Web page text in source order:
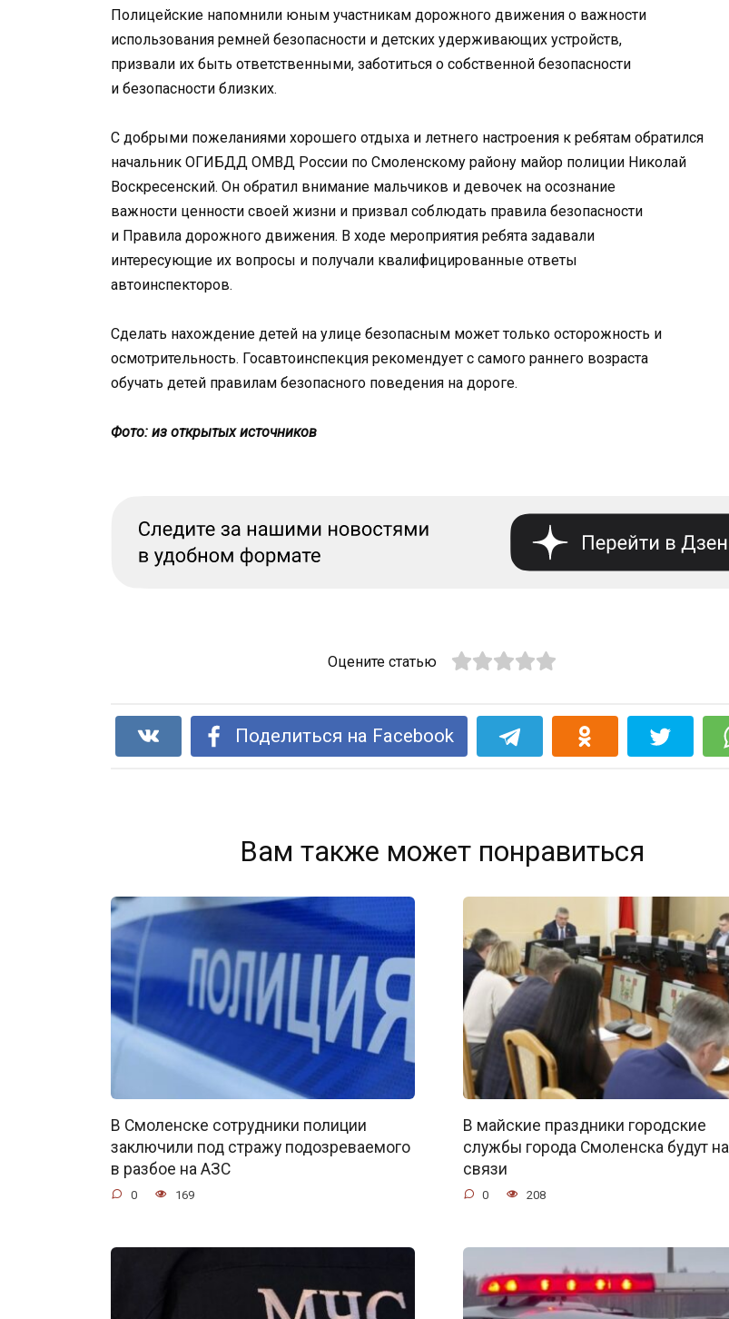
Полицейские напомнили юным участникам дорожного движения о важности
использования ремней безопасности и детских удерживающих устройств,
призвали их быть ответственными, заботиться о собственной безопасности
и безопасности близких.
С добрыми пожеланиями хорошего отдыха и летнего настроения к ребятам обратился
начальник ОГИБДД ОМВД России по Смоленскому району майор полиции Николай
Воскресенский. Он обратил внимание мальчиков и девочек на осознание
важности ценности своей жизни и призвал соблюдать правила безопасности
и Правила дорожного движения. В ходе мероприятия ребята задавали
интересующие их вопросы и получали квалифицированные ответы
автоинспекторов.
Сделать нахождение детей на улице безопасным может только осторожность и
осмотрительность. Госавтоинспекция рекомендует с самого раннего возраста
обучать детей правилам безопасного поведения на дороге.
Фото: из открытых источников
Оцените статью
Поделиться на Facebook
Вам также может понравиться
В Смоленске сотрудники полиции
заключили под стражу подозреваемого
в разбое на АЗС
0 169
В майские праздники городские
службы города Смоленска будут на
связи
0 208